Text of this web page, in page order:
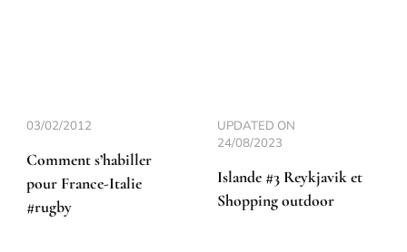
03/02/2012
Comment s’habiller
pour France-Italie
#rugby
UPDATED ON
24/08/2023
Islande #3 Reykjavik et
Shopping outdoor